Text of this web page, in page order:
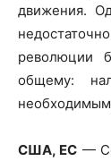
движения.
революции
общему:
США, ЕС —